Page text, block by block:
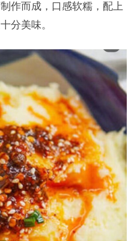
作而成，口感软糯，配上
分美味。